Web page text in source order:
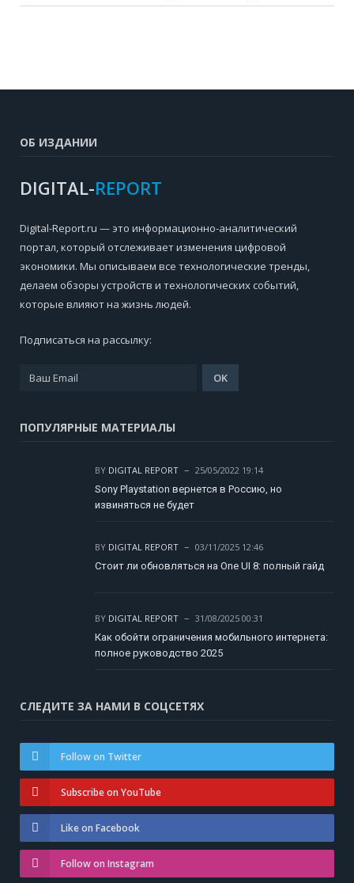
ОБ ИЗДАНИИ
DIGITAL-REPORT
Digital-Report.ru — это информационно-аналитический
портал, который отслеживает изменения цифровой
экономики. Мы описываем все технологические тренды,
делаем обзоры устройств и технологических событий,
которые влияют на жизнь людей.
Подписаться на рассылку:
ПОПУЛЯРНЫЕ МАТЕРИАЛЫ
BY DIGITAL REPORT
25/05/2022 19:14
Sony Playstation вернется в Россию, но
извиняться не будет
BY DIGITAL REPORT
03/11/2025 12:46
Стоит ли обновляться на One UI 8: полный гайд
BY DIGITAL REPORT
31/08/2025 00:31
Как обойти ограничения мобильного интернета:
полное руководство 2025
СЛЕДИТЕ ЗА НАМИ В СОЦСЕТЯХ
Follow on Twitter
Subscribe on YouTube
Like on Facebook
Follow on Instagram